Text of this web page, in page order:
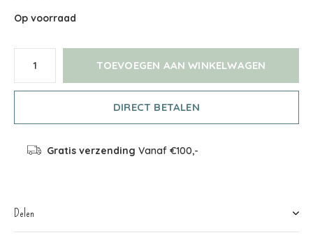
Op voorraad
TOEVOEGEN AAN WINKELWAGEN
DIRECT BETALEN
Gratis verzending Vanaf €100,-
Delen